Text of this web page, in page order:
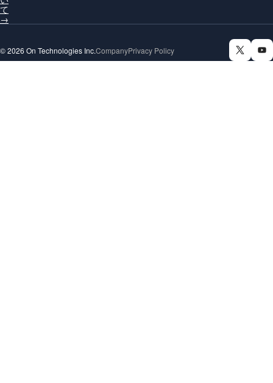
て
→
© 2026 On Technologies Inc.CompanyPrivacy Policy